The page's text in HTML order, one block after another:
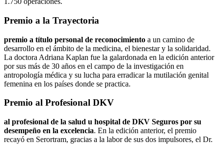
Premio a la Trayectoria
premio a título personal de reconocimiento a un camino de
desarrollo en el ámbito de la medicina, el bienestar y la solidaridad.
La doctora Adriana Kaplan fue la galardonada en la edición anterior
por sus más de 30 años en el campo de la investigación en
antropología médica y su lucha para erradicar la mutilación genital
femenina en los países donde se practica.
Premio al Profesional DKV
al profesional de la salud u hospital de DKV Seguros por su
desempeño en la excelencia. En la edición anterior, el premio
recayó en Serortram, gracias a la labor de sus dos impulsores, el Dr.